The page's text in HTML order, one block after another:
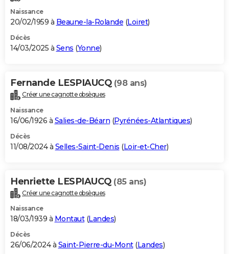
Naissance
20/02/1959 à Beaune-la-Rolande (Loiret)
Décès
14/03/2025 à Sens (Yonne)
Fernande LESPIAUCQ (98 ans)
Créer une cagnotte obsèques
Naissance
16/06/1926 à Salies-de-Béarn (Pyrénées-Atlantiques)
Décès
11/08/2024 à Selles-Saint-Denis (Loir-et-Cher)
Henriette LESPIAUCQ (85 ans)
Créer une cagnotte obsèques
Naissance
18/03/1939 à Montaut(Landes)
Décès
26/06/2024 à Saint-Pierre-du-Mont(Landes)